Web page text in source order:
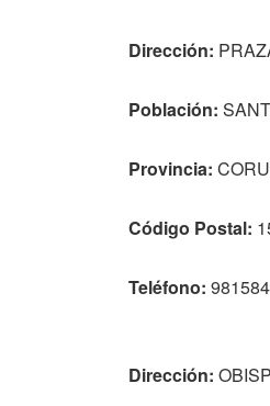
Dirección:
Población:
Provincia:
Código Postal:
Teléfono:
Dirección: